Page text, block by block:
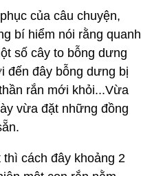
của câu chuyện,
bí hiểm nói rằng quanh
số cây to bỗng dưng
đến đây bỗng dưng bị
rắn mới khỏi...Vừa
vừa đặt những đồng
cách đây khoảng 2